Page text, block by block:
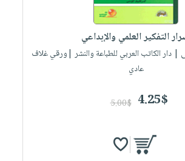
التفكير العلمي والإبداعي
| دار الكاتب العربي للطباعة والنشر |ورقي غلاف
عادي
4.25$
5.00$